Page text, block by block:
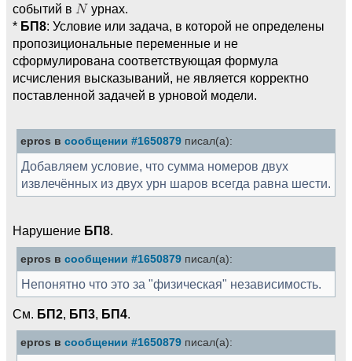
событий в
урнах.
* БП8: Условие или задача, в которой не определены
пропозициональные переменные и не
сформулирована соответствующая формула
исчисления высказываний, не является корректно
поставленной задачей в урновой модели.
epros в сообщении #1650879 писал(а):
Добавляем условие, что сумма номеров двух
извлечённых из двух урн шаров всегда равна шести.
Нарушение БП8.
epros в сообщении #1650879 писал(а):
Непонятно что это за "физическая" независимость.
См. БП2, БП3, БП4.
epros в сообщении #1650879 писал(а):